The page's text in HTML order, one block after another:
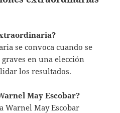
se convoca cuando se
en una elección
los resultados.
May Escobar?
Warnel May Escobar